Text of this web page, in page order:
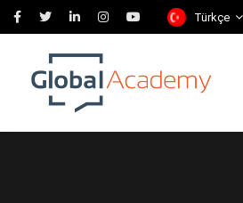
Türkçe